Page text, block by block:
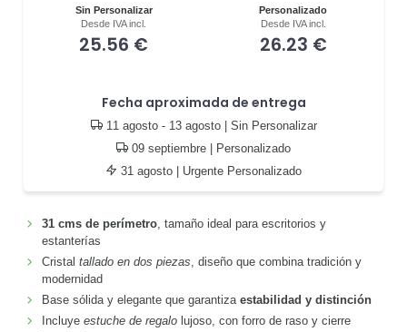
Sin Personalizar
Desde IVA incl.
25.56 €
Personalizado
Desde IVA incl.
26.23 €
Fecha aproximada de entrega
11 agosto - 13 agosto| Sin Personalizar
09 septiembre | Personalizado
31 agosto | Urgente Personalizado
31 cms de perímetro, tamaño ideal para escritorios y
estanterías
Cristal tallado en dos piezas , diseño que combina tradición y
modernidad
Base sólida y elegante que garantiza estabilidad y distinción
Incluye estuche de regalolujoso, con forro de raso y cierre